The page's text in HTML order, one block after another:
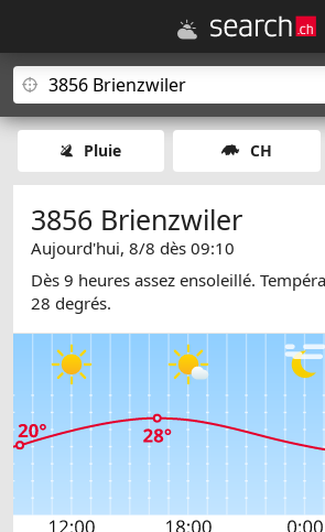
Pluie CH
3856 Brienzwiler
Aujourd'hui, 8/8 dès 09:10
Dès 9 heures assez ensoleillé.
28 degrés.